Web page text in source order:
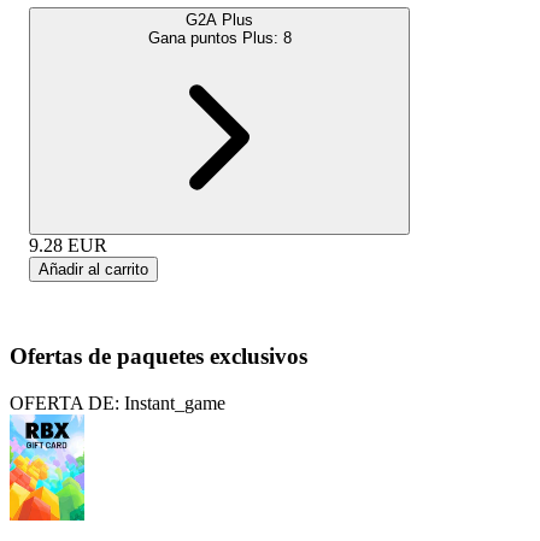
G2A Plus
Gana puntos Plus: 8
9.28 EUR
Añadir al carrito
Ofertas de paquetes exclusivos
OFERTA DE: Instant_game